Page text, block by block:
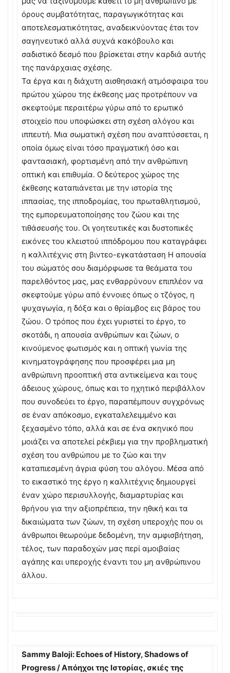
όρους συμβατότητας, παραγωγικότητας και
αποτελεσματικότητας, αναδεικνύοντας έτσι τον
σαγηνευτικό αλλά συχνά κακόβουλο και
σαδιστικό δεσμό που βρίσκεται στην καρδιά αυτής
της πανάρχαιας σχέσης.
Τα έργα και η διάχυτη αισθησιακή ατμόσφαιρα του
πρώτου χώρου της έκθεσης μας προτρέπουν να
σκεφτούμε περαιτέρω γύρω από το ερωτικό
στοιχείο που υποφώσκει στη σχέση αλόγου και
ιππευτή. Μια σωματική σχέση που αναπτύσσεται, η
οποία όμως είναι τόσο πραγματική όσο και
φαντασιακή, φορτισμένη από την ανθρώπινη
οπτική και επιθυμία. Ο δεύτερος χώρος της
έκθεσης καταπιάνεται με την ιστορία της
ιππασίας, της ιπποδρομίας, του πρωταθλητισμού,
της εμπορευματοποίησης του ζώου και της
τιθάσευσής του. Οι γοητευτικές και δυστοπικές
εικόνες του κλειστού ιππόδρομου που καταγράφει
η καλλιτέχνις στη βιντεο-εγκατάσταση Η απουσία
του σώματός σου διαμόρφωσε τα θεάματα του
παρελθόντος μας, μας ενθαρρύνουν επιπλέον να
σκεφτούμε γύρω από έννοιες όπως ο τζόγος, η
ψυχαγωγία, η δόξα και ο θρίαμβος εις βάρος του
ζώου. Ο τρόπος που έχει γυριστεί το έργο, το
σκοτάδι, η απουσία ανθρώπων και ζώων, ο
κινούμενος φωτισμός και η οπτική γωνία της
κινηματογράφησης που προσφέρει μια μη
ανθρώπινη προοπτική στα αντικείμενα και τους
άδειους χώρους, όπως και το ηχητικό περιβάλλον
που συνοδεύει το έργο, παραπέμπουν συγχρόνως
σε έναν απόκοσμο, εγκαταλελειμμένο και
ξεχασμένο τόπο, αλλά και σε ένα σκηνικό που
μοιάζει να αποτελεί ρέκβιεμ για την προβληματική
σχέση του ανθρώπου με το ζώο και την
καταπιεσμένη άγρια φύση του αλόγου. Μέσα από
το εικαστικό της έργο η καλλιτέχνις δημιουργεί
έναν χώρο περισυλλογής, διαμαρτυρίας και
θρήνου για την αξιοπρέπεια, την ηθική και τα
δικαιώματα των ζώων, τη σχέση υπεροχής που οι
άνθρωποι θεωρούμε δεδομένη, την αμφισβήτηση,
τέλος, των παραδοχών μας περί αμοιβαίας
αγάπης και υπεροχής έναντι του μη ανθρώπινου
άλλου.
Sammy Baloji: Echoes of History, Shadows of
Progress / Απόηχοι της Ιστορίας, σκιές της